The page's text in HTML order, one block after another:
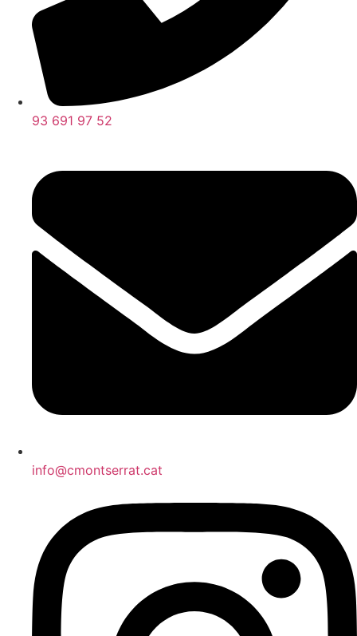
93 691 97 52
info@cmontserrat.cat